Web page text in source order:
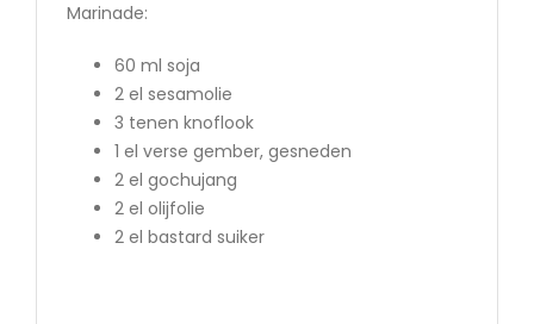
Marinade:
60 ml soja
2 el sesamolie
3 tenen knoflook
1 el verse gember, gesneden
2 el gochujang
2 el olijfolie
2 el bastard suiker